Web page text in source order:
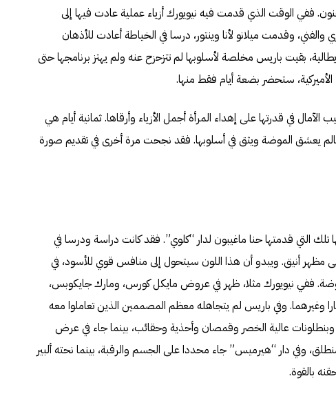
ففي الوقت الذي قدمت فيه نيويورك أزياء عملية عادت فيها إلى
وقدمت ميلانو لأنا وينتور، درسا في الخياطة أعادت للأذهان
بقيت باريس مخلصة لأسلوبها لم تتزحزح عنه ولم يهتز برنامجها حتى
ستحضر بضعة أيام فقط منها.
في قدرتها على إهداء المرأة أجمل الأزياء وأرقاها. ثمانية أيام هي
يعشق الموضة ويثق في أسلوبها. فقد نجحت مرة أخرى في تقديم صورة
التي قدمتها حنا ماغيبون لدار “كلوي”. فقد كانت دراسة ودرسا في
مظهر أنيق. ويبدو أن هذا اللون سيتحول إلى منافس قوي للأسود، في
ففي نيويورك مثلا، ظهر في عروض مايكل كورس، ومارك جايكوبس،
وغيرهما. وفي باريس لم يتجاهله معظم المصممين الذين تعاملوا معه
عالية الخصر وقمصان وأحذية وحقائب، بينما جاء في عرض
وفي دار “هيرميس” جاء محددا على الجسم والرقبة، بينما نحته ألبير
بالقوة.